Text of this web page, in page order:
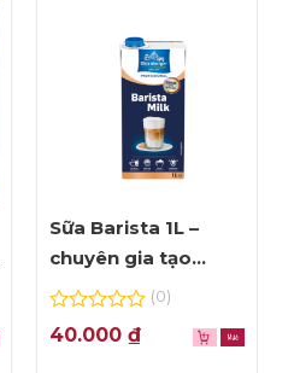
Sữa Barista 1L –
chuyên gia tạo
Foam đỉnh cao
0
out
(0)
40.000 ₫